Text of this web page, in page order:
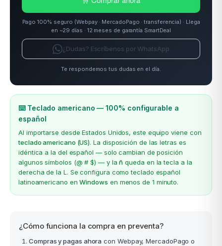
Pago 100% seguro (Webpay · MercadoPago · transferencia) · Llega
en ~29 días · 12 meses de garantía SmartDeal
¿Dudas? Escríbenos por WhatsApp
Te respondemos tus dudas en el día.
⌨️ Teclado americano — 100% configurable a
español
Al importarse desde Estados Unidos, este equipo viene con
teclado americano (US). La disposición de las letras es
idéntica a la del español — solo cambian de posición
algunos símbolos (@ # $) — y lañ queda en la tecla a la
derecha de la L. Se configura como teclado español
latinoamericano enWindows en menos de 1 minuto.
¿Cómo funciona la compra en preventa?
Compras y pagas ahora con Webpay, MercadoPago o